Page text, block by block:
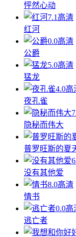
怦然心动
7.1 高清
红河
0.0高清
公爵
5.0高清
猛龙
4.0高
夜孔雀
隐秘而伟大
普罗旺斯的夏
没有其他爱
8.0高清
情书
0.0高
逃亡者